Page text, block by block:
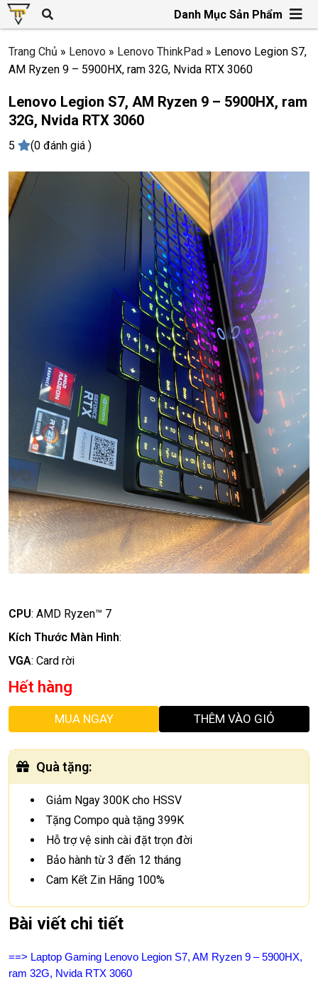
Danh Mục Sản Phẩm
Trang Chủ » Lenovo » Lenovo ThinkPad » Lenovo Legion S7,
AM Ryzen 9 – 5900HX, ram 32G, Nvida RTX 3060
Lenovo Legion S7, AM Ryzen 9 – 5900HX, ram
32G, Nvida RTX 3060
5 (0 đánh giá )
CPU: AMD Ryzen™ 7
Kích Thước Màn Hình:
VGA: Card rời
Hết hàng
MUA NGAY THÊM VÀO GIỎ
Quà tặng:
Giảm Ngay 300K cho HSSV
Tặng Compo quà tặng 399K
Hỗ trợ vệ sinh cài đặt trọn đời
Bảo hành từ 3 đến 12 tháng
Cam Kết Zin Hãng 100%
Bài viết chi tiết
==> Laptop Gaming Lenovo Legion S7, AM Ryzen 9 – 5900HX,
ram 32G, Nvida RTX 3060